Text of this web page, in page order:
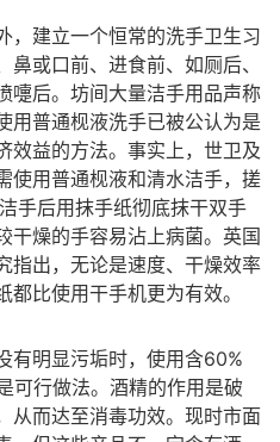
，建立一个恒常的洗手卫生习
或口前、进食前、如厕后、
嚏后。坊间大量洁手用品声称
用普通枧液洗手已被公认为是
效益的方法。事实上，世卫及
使用普通枧液和清水洁手，搓
手后用抹手纸彻底抹干双手
干燥的手容易沾上病菌。英国
指出，无论是速度、干燥效率
比使用干手机更为有效。
有明显污垢时，使用含60%
可行做法。酒精的作用是破
从而达至消毒功效。现时市面